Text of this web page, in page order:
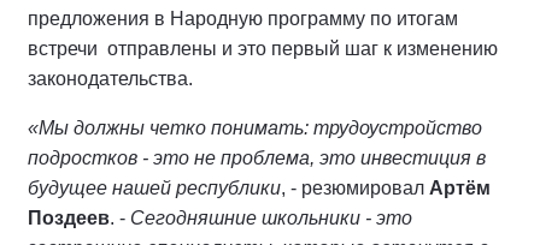
предложения в Народную программу по итогам
встречи отправлены и это первый шаг к изменению
законодательства.
«Мы должны четко понимать: трудоустройство
подростков - это не проблема, это инвестиция в
будущее нашей республики, - резюмировал Артём
Поздеев. - Сегодняшние школьники - это